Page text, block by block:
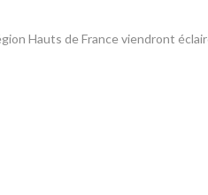
Hauts de France viendront